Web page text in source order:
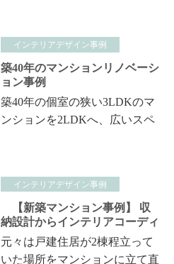
インテリアデザイン事例
築40年のマンションリノベーシ
ョン事例
築40年の個室の狭い3LDKのマ
ンションを2LDKへ、広いスペ
で レイアウ…
インテリアデザイン事例
【新築マンション事例】 収
納設計からインテリアコーディ
ネートまでトータルサポートを
させていただきたした
元々は戸建住居が2棟程立って
いた場所をマンションに立て直